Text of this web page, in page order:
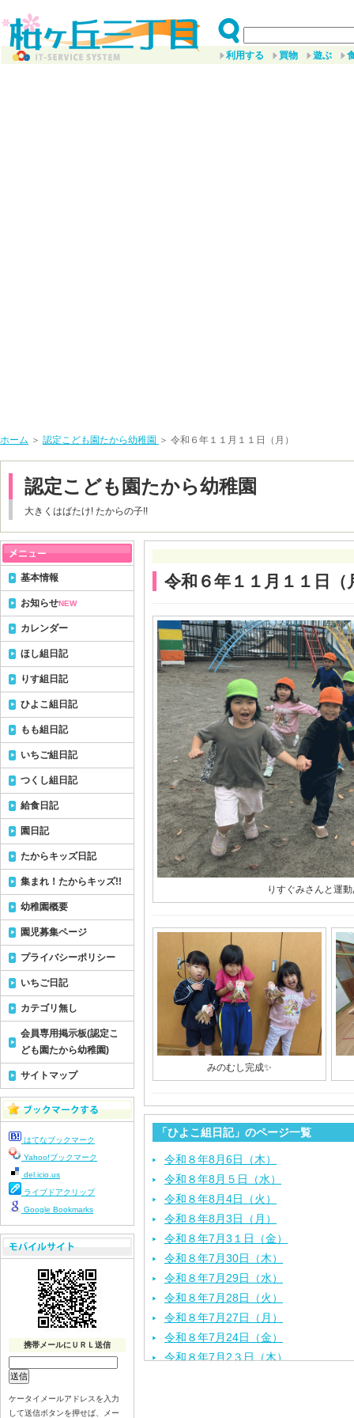
利用する 買物 遊ぶ
ホーム ＞ 認定こども園たから幼稚園 ＞ 令和６年１１月１１日（月）
認定こども園たから幼稚園
大きくはばたけ! たからの子!!
令和６年１１月１１日（
りすぐみさんと運
みのむし完成✨
「ひよこ組日記」のページ一覧
令和８年8月6日（木）
令和８年8月５日（水）
令和８年8月4日（火）
令和８年8月3日（月）
令和８年7月3１日（金）
令和８年7月30日（木）
令和８年7月29日（水）
令和８年7月28日（火）
令和８年7月27日（月）
令和８年7月24日（金）
令和８年7月2３日（木）
基本情報
お知らせNEW
カレンダー
ほし組日記
りす組日記
ひよこ組日記
もも組日記
いちご組日記
つくし組日記
給食日記
園日記
たからキッズ日記
集まれ！たからキッズ!!
幼稚園概要
園児募集ページ
プライバシーポリシー
いちご日記
カテゴリ無し
会員専用掲示板(認定こ
ども園たから幼稚園)
サイトマップ
はてなブックマーク
Yahoo!ブックマーク
del.icio.us
ライブドアクリップ
Google Bookmarks
携帯メールにＵＲＬ送信
ケータイメールアドレスを入力
して送信ボタンを押せば、メー